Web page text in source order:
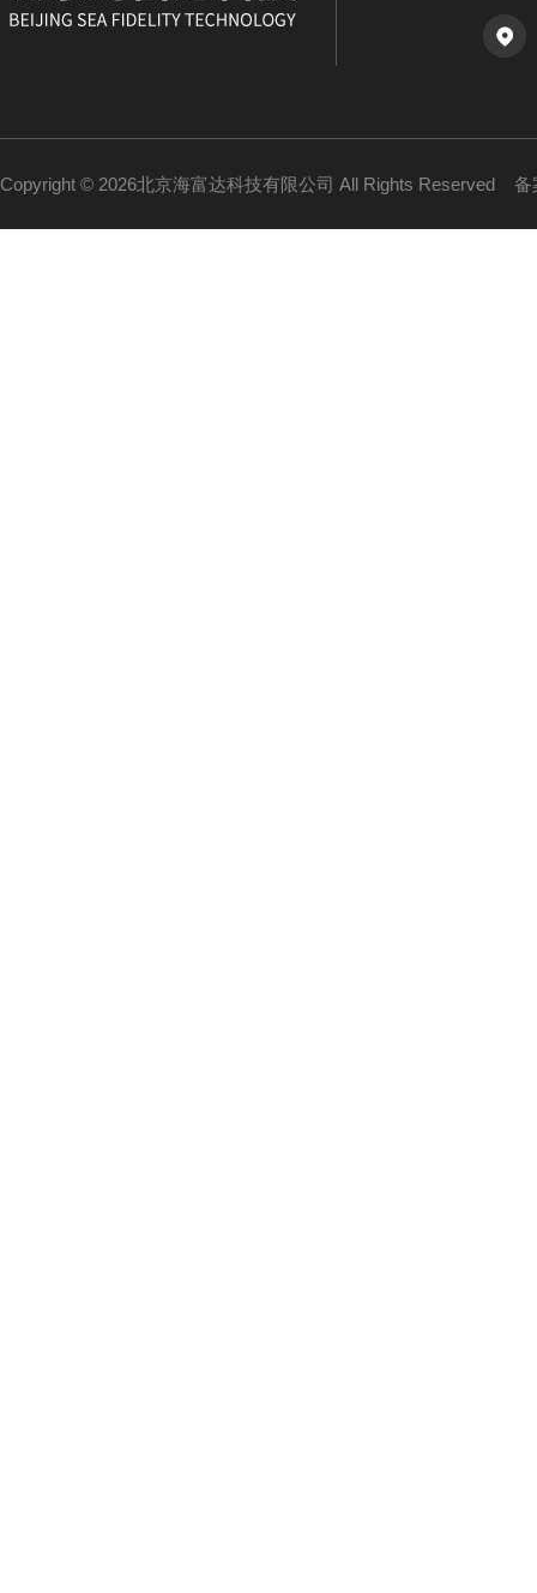
Copyright © 2026北京海富达科技有限公司 All Rights Reserved 备